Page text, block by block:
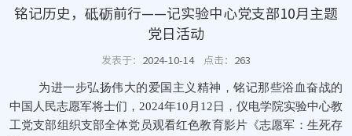
铭记历史，砥砺前行——记实验中心党支部10月主题
党日活动
发表于： 2024-10-14 点击： 263
为进一步弘扬伟大的爱国主义精神，铭记那些浴血奋战的
中国人民志愿军将士们， 2024年10月12日，仪电学院实验中心教
工党支部组织支部全体党员观看红色教育影片《志愿军：生死存